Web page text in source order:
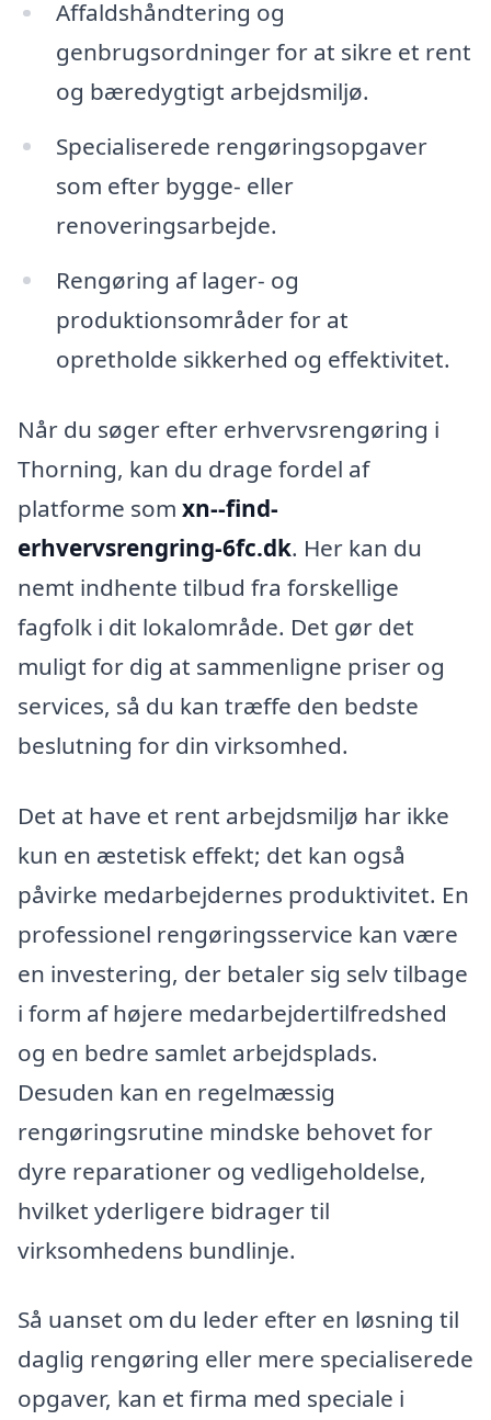
Affaldshåndtering og
genbrugsordninger for at sikre et rent
og bæredygtigt arbejdsmiljø.
Specialiserede rengøringsopgaver
som efter bygge- eller
renoveringsarbejde.
Rengøring af lager- og
produktionsområder for at
opretholde sikkerhed og effektivitet.
Når du søger efter erhvervsrengøring i
Thorning, kan du drage fordel af
platforme som xn--find-
erhvervsrengring-6fc.dk. Her kan du
nemt indhente tilbud fra forskellige
fagfolk i dit lokalområde. Det gør det
muligt for dig at sammenligne priser og
services, så du kan træffe den bedste
beslutning for din virksomhed.
Det at have et rent arbejdsmiljø har ikke
kun en æstetisk effekt; det kan også
påvirke medarbejdernes produktivitet. En
professionel rengøringsservice kan være
en investering, der betaler sig selv tilbage
i form af højere medarbejdertilfredshed
og en bedre samlet arbejdsplads.
Desuden kan en regelmæssig
rengøringsrutine mindske behovet for
dyre reparationer og vedligeholdelse,
hvilket yderligere bidrager til
virksomhedens bundlinje.
Så uanset om du leder efter en løsning til
daglig rengøring eller mere specialiserede
opgaver, kan et firma med speciale i